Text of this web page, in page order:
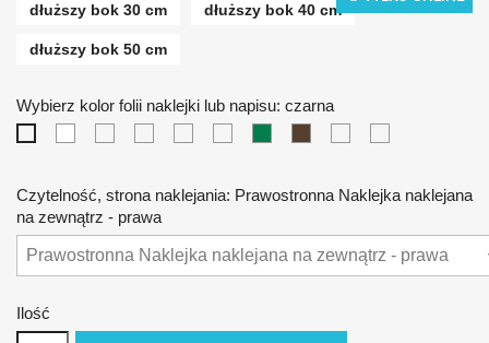
dłuższy bok 30 cm dłuższy bok 40 cm
dłuższy bok 50 cm
Wybierz kolor folii naklejki lub napisu: czarna
Czytelność, strona naklejania: Prawostronna Naklejka naklejana
na zewnątrz - prawa
Ilość